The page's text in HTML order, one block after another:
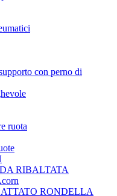
con perno di
ruota
RIBALTATA
RONDELLA